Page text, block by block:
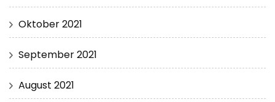
Oktober 2021
September 2021
August 2021